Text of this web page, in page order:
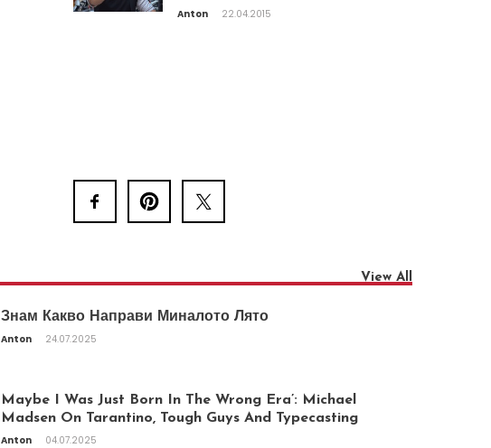
Anton 22.04.2015
View All
Знам Какво Направи Миналото Лято
Anton 24.07.2025
Maybe I Was Just Born In The Wrong Era’: Michael
Madsen On Tarantino, Tough Guys And Typecasting
Anton 04.07.2025